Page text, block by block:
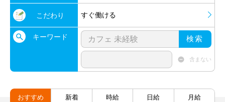
こだわり すぐ働ける
キーワード 検索
含まない
おすすめ 新着 時給 日給 月給